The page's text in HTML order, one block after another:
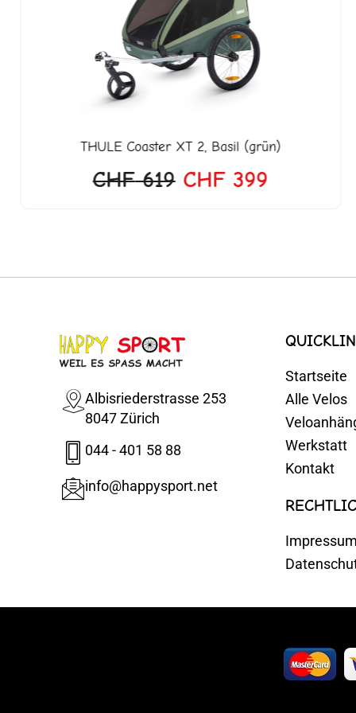
THULECoaster XT 2, Basil (grün)
CHF619
CHF 619
CHF399
Albisriederstrasse 253
8047 Zürich
044 - 401 58 88
info@happysport.net
Startseite
Alle Velos
Werkstatt
Kontakt
Impressum